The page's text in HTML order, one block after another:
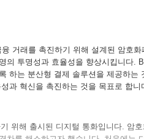
거래를 촉진하기 위해 설계된 암호
투명성과 효율성을 향상시킵니다.
하는 분산형 결제 솔루션을 제공하는
과 혁신을 촉진하는 것을 목표로 합니
위해 출시된 디지털 통화입니다. 암